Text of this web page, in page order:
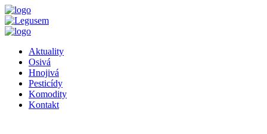
Aktuality
Osivá
Hnojivá
Pesticídy
Komodity
Kontakt